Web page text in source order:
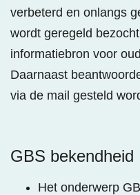
verbeterd en onlangs
wordt geregeld
informatiebron voor
Daarnaast
via de mail gesteld
GBS bekendheid
Het onderwerp